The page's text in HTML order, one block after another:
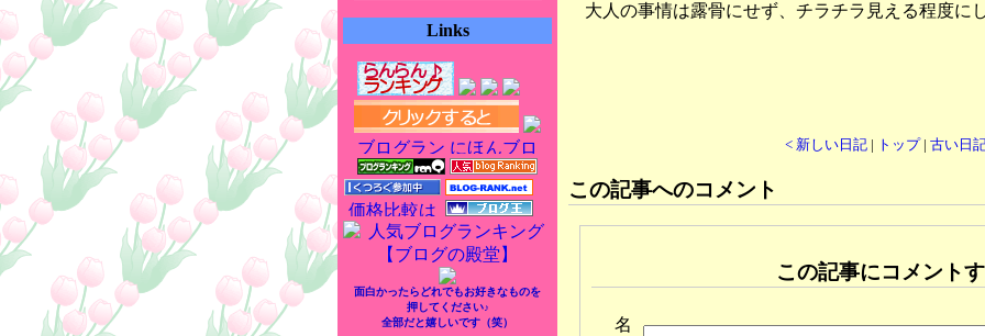
Links
面白かったらどれでもお好きなものを
押してください♪
全部だと嬉しいです（笑）
大人の事情は露骨にせず、チラチラ見える程度に
< 新しい日記| トップ| 古い日
この記事へのコメント
この記事にコメント
名